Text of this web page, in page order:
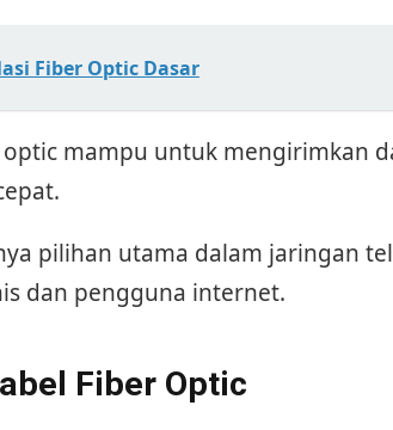
Fiber Optic Dasar
mampu untuk mengirimkan
pilihan utama dalam jaringan
dan pengguna internet.
Fiber Optic